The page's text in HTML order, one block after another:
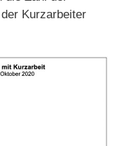
Kurzarbeiter